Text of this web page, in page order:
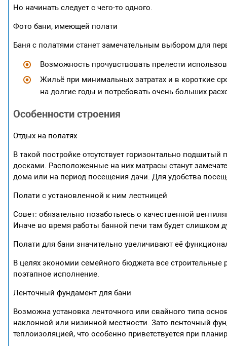
Но начинать следует с чего-то одного.
Фото бани, имеющей полати
Баня с полатями станет замечательным выбором для
Возможность прочувствовать прелести
Жильё при минимальных затратах и в короткие
на долгие годы и потребовать очень больших
Особенности строения
Отдых на полатях
В такой постройке отсутствует горизонтально
досками. Расположенные на них матрасы станут
дома или на период посещения дачи. Для удобства
Полати с установленной к ним лестницей
Совет: обязательно позаботьтесь о качественной
Иначе во время работы банной печи там будет слишком
Полати для бани значительно увеличивают её
В целях экономии семейного бюджета все
поэтапное исполнение.
Ленточный фундамент для бани
Возможна установка ленточного или свайного типа
наклонной или низинной местности. Зато ленточный
теплоизоляцией, что особенно приветствуется при